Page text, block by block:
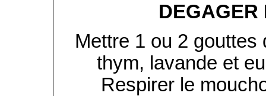
DEGAGER
Mettre 1 ou 2 gouttes
thym, lavande et
Respirer le